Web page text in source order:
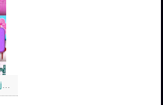
International Women’s Day Mahjong